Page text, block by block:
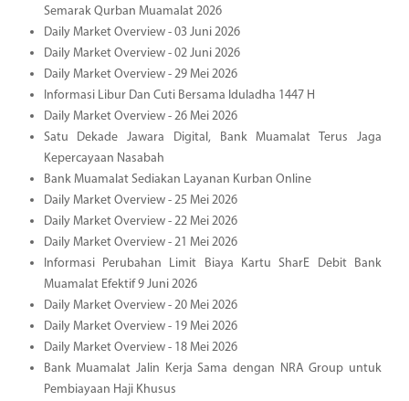
Semarak Qurban Muamalat 2026
Daily Market Overview - 03 Juni 2026
Daily Market Overview - 02 Juni 2026
Daily Market Overview - 29 Mei 2026
Informasi Libur Dan Cuti Bersama Iduladha 1447 H
Daily Market Overview - 26 Mei 2026
Satu Dekade Jawara Digital, Bank Muamalat Terus Jaga
Kepercayaan Nasabah
Bank Muamalat Sediakan Layanan Kurban Online
Daily Market Overview - 25 Mei 2026
Daily Market Overview - 22 Mei 2026
Daily Market Overview - 21 Mei 2026
Informasi Perubahan Limit Biaya Kartu SharE Debit Bank
Muamalat Efektif 9 Juni 2026
Daily Market Overview - 20 Mei 2026
Daily Market Overview - 19 Mei 2026
Daily Market Overview - 18 Mei 2026
Bank Muamalat Jalin Kerja Sama dengan NRA Group untuk
Pembiayaan Haji Khusus